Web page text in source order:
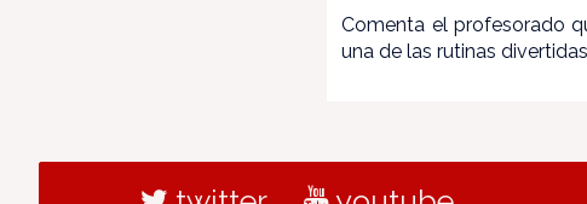
Comenta el profesorado
una de las rutinas